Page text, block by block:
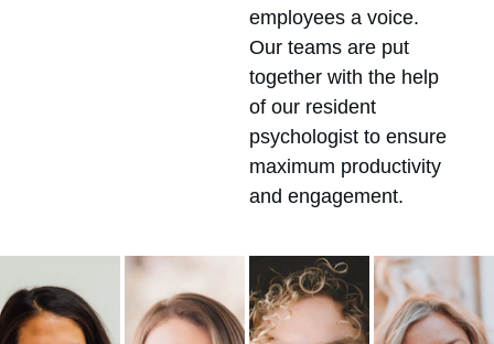
employees a voice.
Our teams are put
together with the help
of our resident
psychologist to ensure
maximum productivity
and engagement.